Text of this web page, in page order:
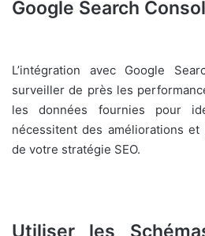
Google Search
L’intégration avec Google
surveiller de près les
les données fournies pour
nécessitent des améliorations
de votre stratégie SEO.
Utiliser les